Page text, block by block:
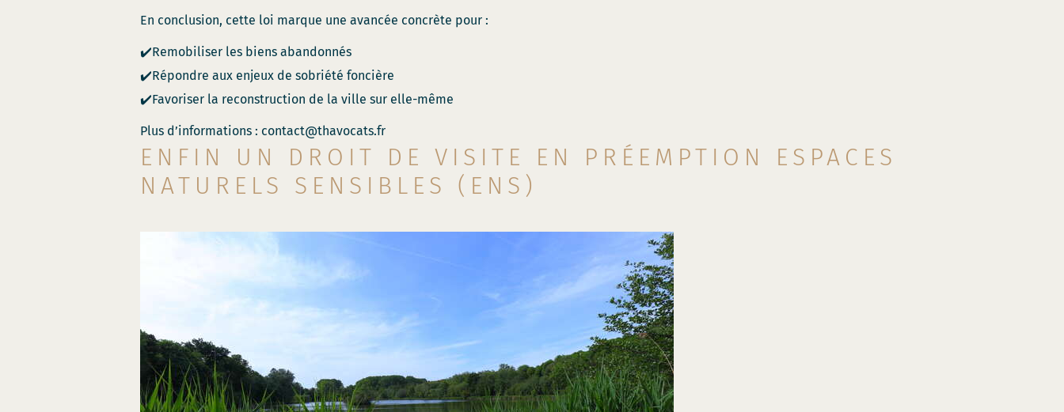
En conclusion, cette loi marque une avancée concrète pour :
✔️Remobiliser les biens abandonnés
✔️Répondre aux enjeux de sobriété foncière
✔️Favoriser la reconstruction de la ville sur elle-même
Plus d’informations : contact@thavocats.fr
ENFIN UN DROIT DE VISITE EN PRÉEMPTION ESPACES
NATURELS SENSIBLES (ENS)